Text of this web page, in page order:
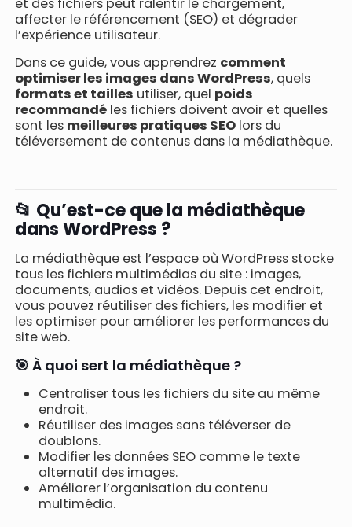
et des fichiers peut ralentir le chargement,
affecter le référencement (SEO) et dégrader
l’expérience utilisateur.
Dans ce guide, vous apprendrez comment
optimiser les images dans WordPress, quels
formats et tailles utiliser, quel poids
recommandé les fichiers doivent avoir et quelles
sont les meilleures pratiques SEO lors du
téléversement de contenus dans la médiathèque.
📂 Qu’est-ce que la médiathèque
dans WordPress ?
La médiathèque est l’espace où WordPress stocke
tous les fichiers multimédias du site : images,
documents, audios et vidéos. Depuis cet endroit,
vous pouvez réutiliser des fichiers, les modifier et
les optimiser pour améliorer les performances du
site web.
🎯 À quoi sert la médiathèque ?
Centraliser tous les fichiers du site au même
endroit.
Réutiliser des images sans téléverser de
doublons.
Modifier les données SEO comme le texte
alternatif des images.
Améliorer l’organisation du contenu
multimédia.